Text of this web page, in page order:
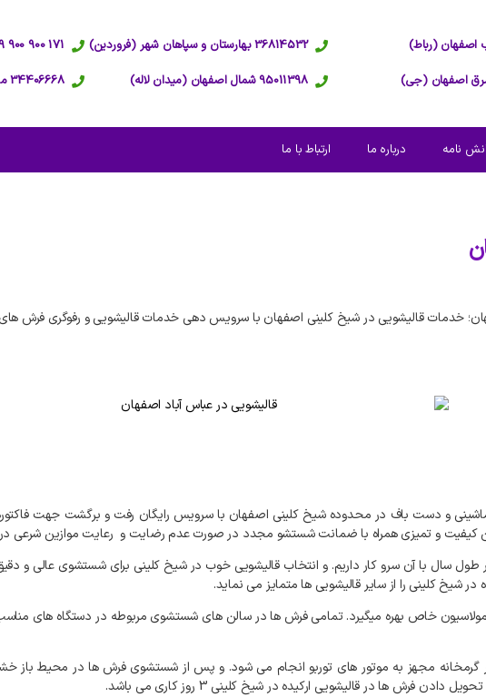
36814532 بهارستان و سپاهان شهر (فروردین)
95011398 شمال اصفهان (میدان لاله)
171 900 900 09 پاسخگویی 24 ساعته
34406668 مرکز اصفهان (عبدالرزاق)
نامه درباره ما ارتباط با ما
خدمات قالیشویی در شیخ کلینی اصفهان با سرویس دهی خدمات قالیشویی و رفوگری فرش
کیفیت و تمیزی همراه با ضمانت شستشو مجدد در صورت عدم رضایت و رعایت موازین
سال با آن سرو کار داریم. و انتخاب قالیشویی خوب در شیخ کلینی برای شستشوی عالی و
شیخ کلینی را از سایر قالیشویی ها متمایز می نماید.
فرمولاسیون خاص بهره میگیرد. تمامی فرش ها در سالن های شستشوی مربوطه در دستگاه
مجهز به موتور های توربو انجام می شود. و پس از شستشوی فرش ها در محیط باز
ها در قالیشویی ارکیده در شیخ کلینی 3 روز کاری می باشد.